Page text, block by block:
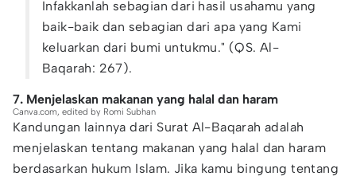
Infakkanlah sebagian dari hasil usahamu yang
baik-baik dan sebagian dari apa yang Kami
keluarkan dari bumi untukmu." (QS. Al-
Baqarah: 267).
7. Menjelaskan makanan yang halal dan haram
Canva.com, edited by Romi Subhan
Kandungan lainnya dari Surat Al-Baqarah adalah
menjelaskan tentang makanan yang halal dan haram
berdasarkan hukum Islam. Jika kamu bingung tentang